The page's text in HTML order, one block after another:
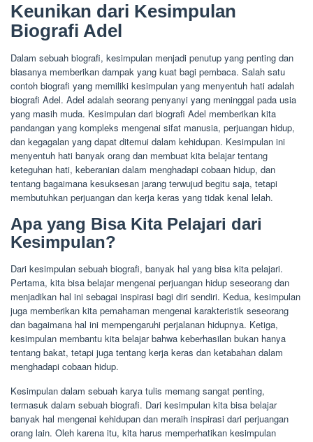
Keunikan dari Kesimpulan
Biografi Adel
Dalam sebuah biografi, kesimpulan menjadi penutup yang penting dan
biasanya memberikan dampak yang kuat bagi pembaca. Salah satu
contoh biografi yang memiliki kesimpulan yang menyentuh hati adalah
biografi Adel. Adel adalah seorang penyanyi yang meninggal pada usia
yang masih muda. Kesimpulan dari biografi Adel memberikan kita
pandangan yang kompleks mengenai sifat manusia, perjuangan hidup,
dan kegagalan yang dapat ditemui dalam kehidupan. Kesimpulan ini
menyentuh hati banyak orang dan membuat kita belajar tentang
keteguhan hati, keberanian dalam menghadapi cobaan hidup, dan
tentang bagaimana kesuksesan jarang terwujud begitu saja, tetapi
membutuhkan perjuangan dan kerja keras yang tidak kenal lelah.
Apa yang Bisa Kita Pelajari dari
Kesimpulan?
Dari kesimpulan sebuah biografi, banyak hal yang bisa kita pelajari.
Pertama, kita bisa belajar mengenai perjuangan hidup seseorang dan
menjadikan hal ini sebagai inspirasi bagi diri sendiri. Kedua, kesimpulan
juga memberikan kita pemahaman mengenai karakteristik seseorang
dan bagaimana hal ini mempengaruhi perjalanan hidupnya. Ketiga,
kesimpulan membantu kita belajar bahwa keberhasilan bukan hanya
tentang bakat, tetapi juga tentang kerja keras dan ketabahan dalam
menghadapi cobaan hidup.
Kesimpulan dalam sebuah karya tulis memang sangat penting,
termasuk dalam sebuah biografi. Dari kesimpulan kita bisa belajar
banyak hal mengenai kehidupan dan meraih inspirasi dari perjuangan
orang lain. Oleh karena itu, kita harus memperhatikan kesimpulan